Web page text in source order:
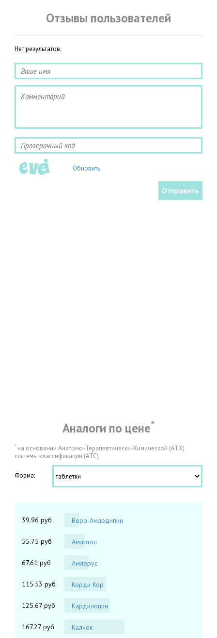
Отзывы пользователей
Нет результатов.
Обновить
Аналоги по цене*
* на основании Анатомо-Терапевтически-Химической (АТХ)
системы классификации (АТС)
Форма:
39.96 руб Веро-Амлодипин
55.75 руб Амлотоп
67.61 руб Амлорус
115.53 руб Корди Кор
125.67 руб Кардилопин
167.27 руб Калчек